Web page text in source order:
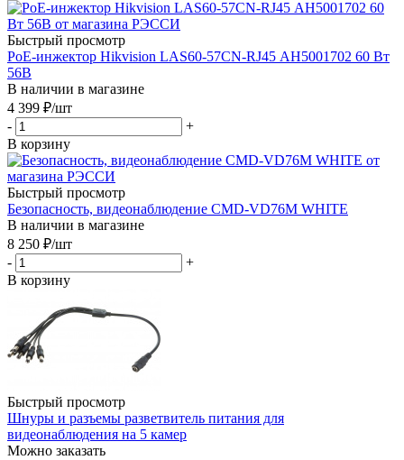
Быстрый просмотр
PoE-инжектор Hikvision LAS60-57CN-RJ45 АН5001702 60 Вт
56В
В наличии в магазине
4 399 ₽/шт
-
+
В корзину
Быстрый просмотр
Безопасность, видеонаблюдение CMD-VD76M WHITE
В наличии в магазине
8 250 ₽/шт
-
+
В корзину
Быстрый просмотр
Шнуры и разъемы разветвитель питания для
видеонаблюдения на 5 камер
Можно заказать